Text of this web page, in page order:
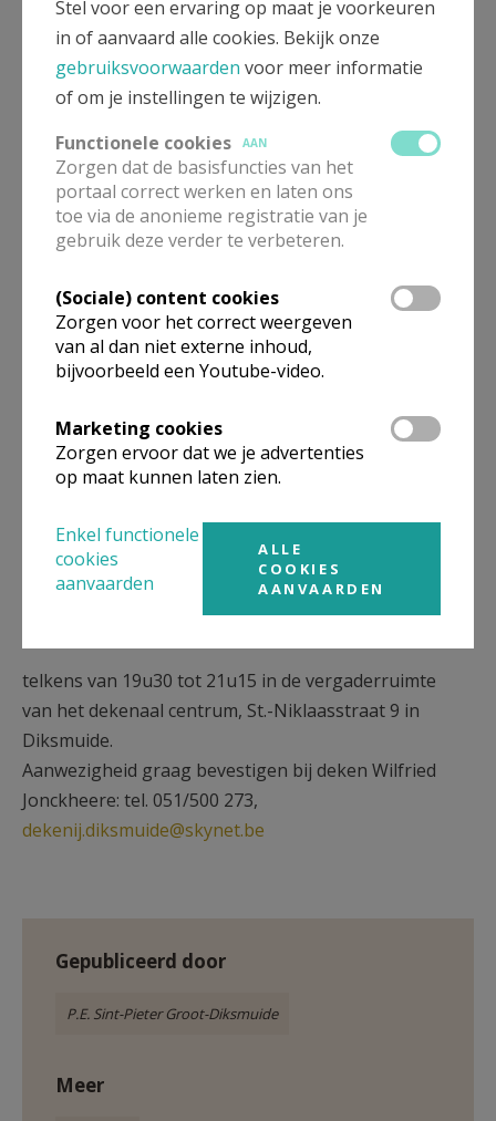
de ouders overhandigd. Het is een mooie
herinnering aan het doopsel, dat hopelijk ook als iets
kostbaars bewaard wordt.
volgende data:
18 augustus 2026
23 februari 2027
27 april 2027
22 juni 2027
17 augustus 2027
telkens van 19u30 tot 21u15 in de vergaderruimte
van het dekenaal centrum, St.-Niklaasstraat 9 in
Diksmuide.
Aanwezigheid graag bevestigen bij deken Wilfried
Jonckheere: tel. 051/500 273,
dekenij.diksmuide@skynet.be
Gepubliceerd door
P.E. Sint-Pieter Groot-Diksmuide
Meer
Stel voor een ervaring op maat je voorkeuren
in of aanvaard alle cookies. Bekijk onze
gebruiksvoorwaarden voor meer informatie
of om je instellingen te wijzigen.
Functionele cookies
AAN
Zorgen dat de basisfuncties van het
portaal correct werken en laten ons
toe via de anonieme registratie van je
gebruik deze verder te verbeteren.
(Sociale) content cookies
Zorgen voor het correct weergeven
van al dan niet externe inhoud,
bijvoorbeeld een Youtube-video.
Marketing cookies
Zorgen ervoor dat we je advertenties
op maat kunnen laten zien.
Enkel functionele
cookies
aanvaarden
ALLE
COOKIES
AANVAARDEN